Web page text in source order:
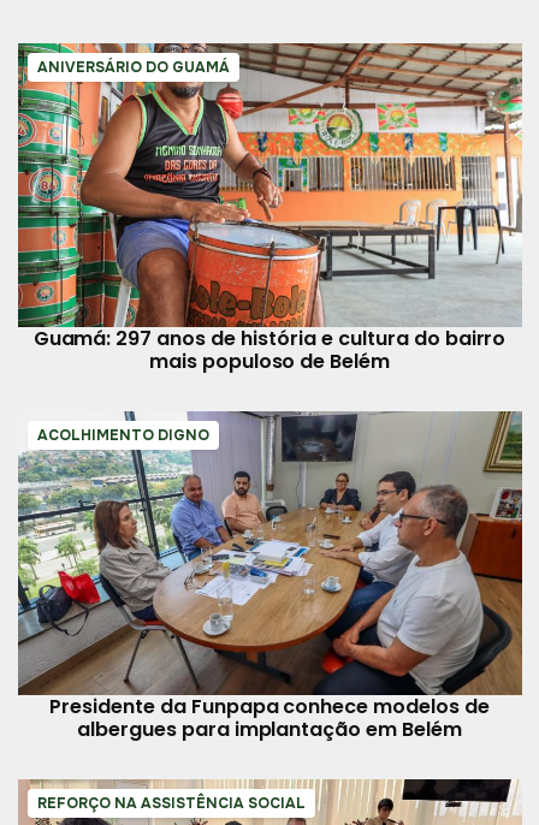
ANIVERSÁRIO DO GUAMÁ
Guamá: 297 anos de história e cultura do bairro
mais populoso de Belém
ACOLHIMENTO DIGNO
Presidente da Funpapa conhece modelos de
albergues para implantação em Belém
REFORÇO NA ASSISTÊNCIA SOCIAL